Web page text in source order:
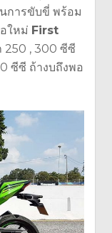
การขับขี่ พร้อม
ใหม่ First
250 , 300 ซีซี
ซีซี ถ้างบถึงพอ